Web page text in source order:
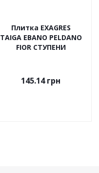
Плитка EXAGRES
TAIGA EBANO PELDANO
FIOR СТУПЕНИ
145.14грн